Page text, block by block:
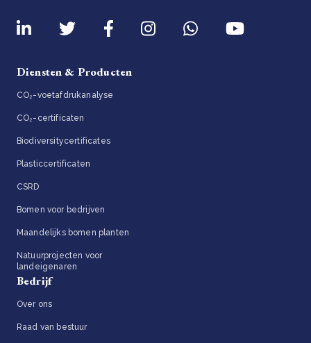
Diensten & Producten
CO₂-voetafdrukanalyse
CO₂-certificaten
Biodiversitycertificates
Plasticcertificaten
CSRD
Bomen voor bedrijven
Maandelijks bomen planten
Natuurprojecten voor
landeigenaren
Bedrijf
Over ons
Raad van bestuur